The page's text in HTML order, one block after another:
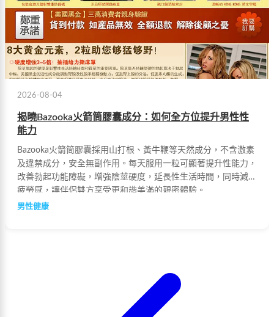
2026-08-04
揭曉Bazooka火箭筒膠囊成分：如何全方位提升男性性
能力
Bazooka火箭筒膠囊採用山打根、黃牛鞭等天然成分，不含激素
及違禁成分，安全無副作用。每天服用一粒可顯著提升性能力，
改善勃起功能障礙，增強陰莖硬度，延長性生活時間，同時減輕
疲勞感，讓伴侶雙方享受更和諧美滿的親密體驗。
男性健康